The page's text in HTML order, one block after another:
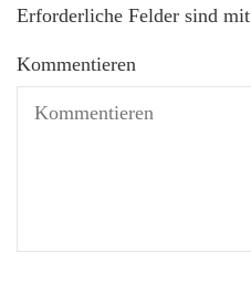
Erforderliche Felder sind mit
Kommentieren